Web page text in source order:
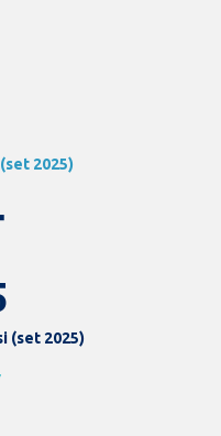
2025)
(set 2025)